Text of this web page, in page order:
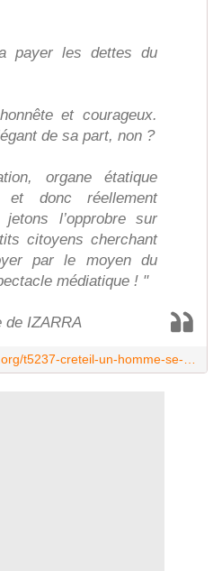
payer les dettes du
et courageux.
de sa part, non ?
organe étatique
et donc réellement
l’opprobre sur
citoyens cherchant
par le moyen du
médiatique ! "
de IZARRA